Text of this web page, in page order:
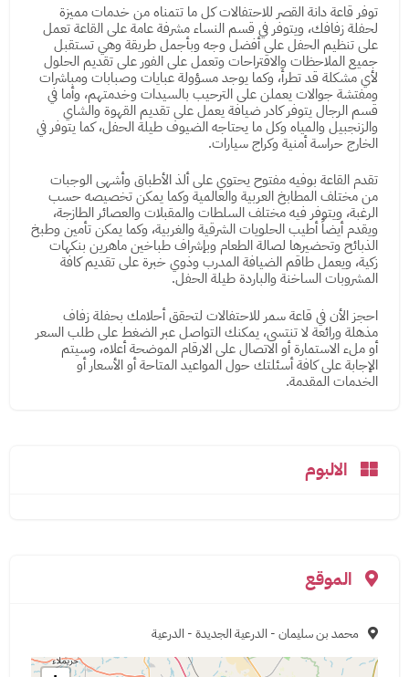
توفر قاعة دانة القصر للاحتفالات كل ما تتمناه من خدمات مميزة
لحفلة زفافك، ويتوفر في قسم النساء مشرفة عامة على القاعة تعمل
على تنظيم الحفل على أفضل وجه وبأجمل طريقة وهي تستقبل
جميع الملاحظات والاقتراحات وتعمل على الفور على تقديم الحلول
لأي مشكلة قد تطرأ، وكما يوجد مسؤولة عبايات وصبابات ومباشرات
ومفتشة جوالات يعملن على الترحيب بالسيدات وخدمتهم، وأما في
قسم الرجال يتوفر كادر ضيافة يعمل على تقديم القهوة والشاي
والزنجبيل والمياه وكل ما يحتاجه الضيوف طيلة الحفل، كما يتوفر في
الخارج حراسة أمنية وكراج سيارات.
تقدم القاعة بوفيه مفتوح يحتوي على ألذ الأطباق وأشهى الوجبات
من مختلف المطابخ العربية والعالمية وكما يمكن تخصيصه حسب
الرغبة، ويتوفر فيه مختلف السلطات والمقبلات والعصائر الطازجة،
ويقدم أيضاً أطيب الحلويات الشرقية والغربية، وكما يمكن تأمين وطبخ
الذبائح وتحضيرها لصالة الطعام وبإشراف طباخين ماهرين بنكهات
زكية، ويعمل طاقم الضيافة المدرب وذوي خبرة على تقديم كافة
المشروبات الساخنة والباردة طيلة الحفل.
احجز الأن في قاعة سمر للاحتفالات لتحقق أحلامك بحفلة زفاف
مذهلة ورائعة لا تنتسى، يمكنك التواصل عبر الضغط على طلب السعر
أو ملء الاستمارة أو الاتصال على الارقام الموضحة أعلاه، وسيتم
الإجابة على كافة أسئلتك حول المواعيد المتاحة أو الأسعار أو
الخدمات المقدمة.
الالبوم
الموقع
محمد بن سليمان - الدرعية الجديدة - الدرعية